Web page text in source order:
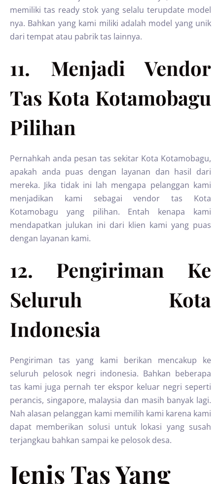
memiliki tas ready stok yang selalu terupdate model
nya. Bahkan yang kami miliki adalah model yang unik
dari tempat atau pabrik tas lainnya.
11. Menjadi Vendor
Tas Kota Kotamobagu
Pilihan
Pernahkah anda pesan tas sekitar Kota Kotamobagu,
apakah anda puas dengan layanan dan hasil dari
mereka. Jika tidak ini lah mengapa pelanggan kami
menjadikan kami sebagai vendor tas Kota
Kotamobagu yang pilihan. Entah kenapa kami
mendapatkan julukan ini dari klien kami yang puas
dengan layanan kami.
12. Pengiriman Ke
Seluruh Kota
Indonesia
Pengiriman tas yang kami berikan mencakup ke
seluruh pelosok negri indonesia. Bahkan beberapa
tas kami juga pernah ter ekspor keluar negri seperti
perancis, singapore, malaysia dan masih banyak lagi.
Nah alasan pelanggan kami memilih kami karena kami
dapat memberikan solusi untuk lokasi yang susah
terjangkau bahkan sampai ke pelosok desa.
Jenis Tas Yang